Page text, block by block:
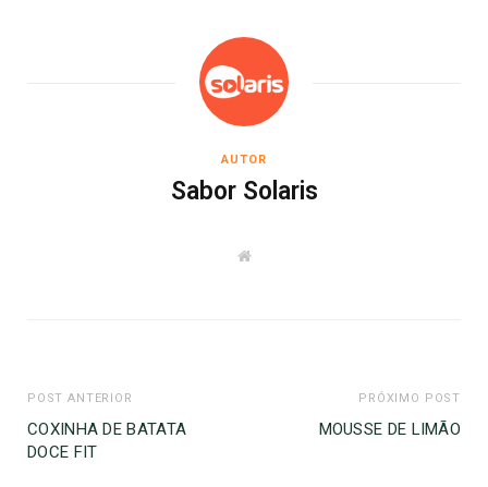
AUTOR
Sabor Solaris
W
POST ANTERIOR
COXINHA DE BATATA
DOCE FIT
PRÓXIMO POST
MOUSSE DE LIMÃO